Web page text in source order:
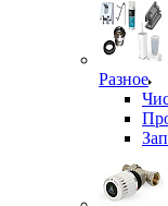
Разное